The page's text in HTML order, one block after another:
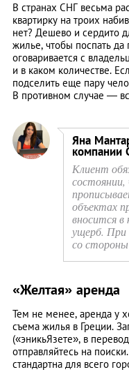
В странах СНГ весьма
квартирку на троих
нет? Дешево и сердито
жилье, чтобы поспать
оговаривается с
и в каком количестве.
подселить еще пару
В противном случае —
Яна
компании
Клиент
объектах
вносится в
ущерб. При
со стороны
«Желтая» аренда
Тем не менее, аренда у
съема жилья в Греции.
(«эникьЯзете», в
отправляйтесь на
стандартна для всего